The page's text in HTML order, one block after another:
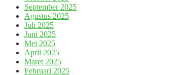
September 2025
Agustus 2025
Juli 2025
Juni 2025
Mei 2025
April 2025
Maret 2025
Februari 2025